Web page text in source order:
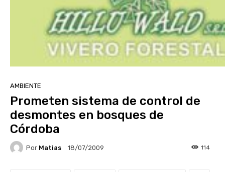
AMBIENTE
Prometen sistema de control de
desmontes en bosques de
Córdoba
Por Matias 18/07/2009 114